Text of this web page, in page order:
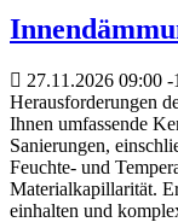
27.11.2026 09:00 -
Herausforderungen
Ihnen umfassende
Sanierungen,
Feuchte- und
Materialkapillarität.
einhalten und